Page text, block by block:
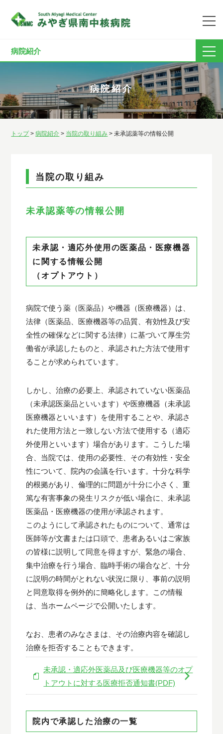
病院紹介
病院紹介
トップ>病院紹介 > 当院の取り組み > 未承認薬等の情報公開
当院の取り組み
未承認薬等の情報公開
未承認・適応外使用の医薬品・医療機器
に関する情報公開
（オプトアウト）
病院で使う薬（医薬品）や機器（医療機器）は、
法律（医薬品、医療機器等の品質、有効性及び安
全性の確保などに関する法律）に基づいて厚生労
働省が承認したものと、承認された方法で使用す
ることが求められています。
しかし、治療の必要上、承認されていない医薬品
（未承認医薬品といいます）や医療機器（未承認
医療機器といいます）を使用することや、承認さ
れた使用方法と一致しない方法で使用する（適応
外使用といいます）場合があります。こうした場
合、当院では、使用の必要性、その有効性・安全
性について、院内の会議を行います。十分な科学
的根拠があり、倫理的に問題が十分に小さく、重
篤な有害事象の発生リスクが低い場合に、未承認
医薬品・医療機器の使用が承認されます。
このようにして承認されたものについて、通常は
医師等が文書または口頭で、患者あるいはご家族
の皆様に説明して同意を得ますが、緊急の場合、
集中治療を行う場合、臨時手術の場合など、十分
に説明の時間がとれない状況に限り、事前の説明
と同意取得を例外的に簡略化します。この情報
は、当ホームページで公開いたします。
なお、患者のみなさまは、その治療内容を確認し
治療を拒否することもできます。
未承認・適応外医薬品及び医療機器等のオプ
トアウトに対する医療拒否通知書(PDF)
院内で承認した治療の一覧